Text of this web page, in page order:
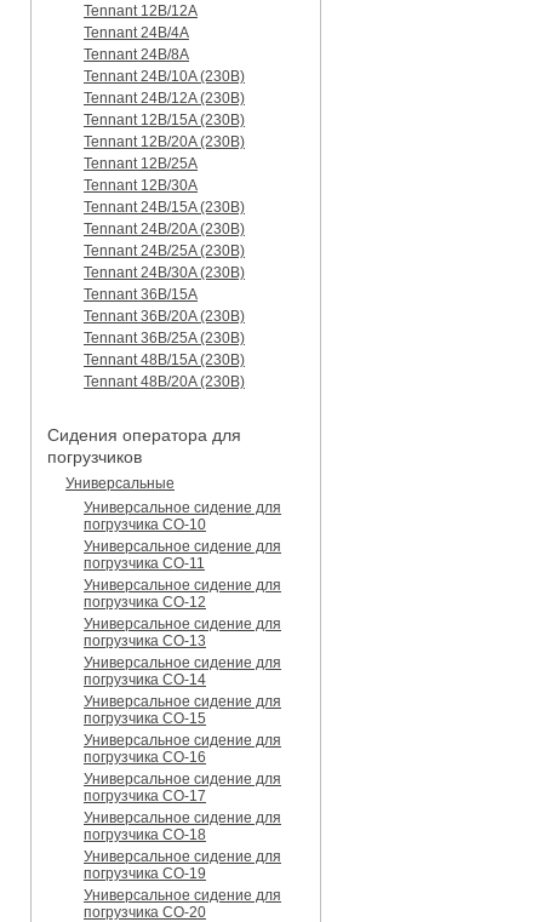
Tennant 12B/12A
Tennant 24B/4A
Tennant 24B/8A
Tennant 24B/10A (230B)
Tennant 24B/12A (230B)
Tennant 12B/15A (230B)
Tennant 12B/20A (230B)
Tennant 12B/25A
Tennant 12B/30A
Tennant 24B/15A (230B)
Tennant 24B/20A (230B)
Tennant 24B/25A (230B)
Tennant 24B/30A (230B)
Tennant 36B/15A
Tennant 36B/20A (230B)
Tennant 36B/25A (230B)
Tennant 48B/15A (230B)
Tennant 48B/20A (230B)
Сидения оператора для
погрузчиков
Универсальные
Универсальное сидение для
погрузчика CO-10
Универсальное сидение для
погрузчика CO-11
Универсальное сидение для
погрузчика CO-12
Универсальное сидение для
погрузчика CO-13
Универсальное сидение для
погрузчика CO-14
Универсальное сидение для
погрузчика CO-15
Универсальное сидение для
погрузчика CO-16
Универсальное сидение для
погрузчика CO-17
Универсальное сидение для
погрузчика CO-18
Универсальное сидение для
погрузчика CO-19
Универсальное сидение для
погрузчика CO-20